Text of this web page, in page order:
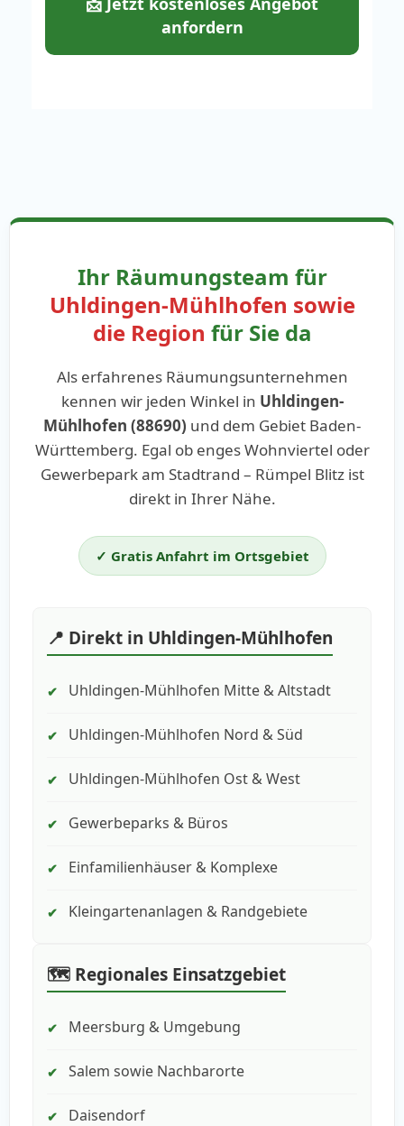
anfordern
Ihr Räumungsteam für
Uhldingen-Mühlhofen sowie
die Region für Sie da
Als erfahrenes Räumungsunternehmen
kennen wir jeden Winkel in Uhldingen-
Mühlhofen (88690) und dem Gebiet Baden-
Württemberg. Egal ob enges Wohnviertel oder
Gewerbepark am Stadtrand – Rümpel Blitz ist
direkt in Ihrer Nähe.
✓ Gratis Anfahrt im Ortsgebiet
📍 Direkt in Uhldingen-Mühlhofen
✔ Uhldingen-Mühlhofen Mitte & Altstadt
✔ Uhldingen-Mühlhofen Nord & Süd
✔ Uhldingen-Mühlhofen Ost & West
✔ Gewerbeparks & Büros
✔ Einfamilienhäuser & Komplexe
✔ Kleingartenanlagen & Randgebiete
🗺️ Regionales Einsatzgebiet
✔ Meersburg & Umgebung
✔ Salem sowie Nachbarorte
✔ Daisendorf